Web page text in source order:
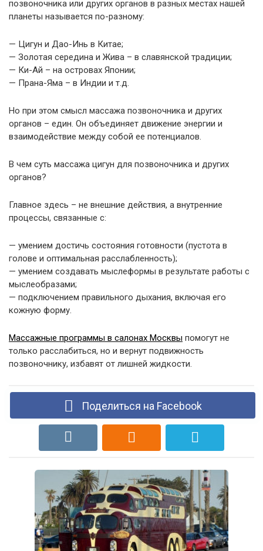
позвоночника или других органов в разных местах нашей
планеты называется по-разному:
— Цигун и Дао-Инь в Китае;
— Золотая середина и Жива – в славянской традиции;
— Ки-Ай – на островах Японии;
— Прана-Яма – в Индии и т.д.
Но при этом смысл массажа позвоночника и других
органов – един. Он объединяет движение энергии и
взаимодействие между собой ее потенциалов.
В чем суть массажа цигун для позвоночника и других
органов?
Главное здесь – не внешние действия, а внутренние
процессы, связанные с:
— умением достичь состояния готовности (пустота в
голове и оптимальная расслабленность);
— умением создавать мыслеформы в результате работы с
мыслеобразами;
— подключением правильного дыхания, включая его
кожную форму.
Массажные программы в салонах Москвы помогут не
только расслабиться, но и вернут подвижность
позвоночнику, избавят от лишней жидкости.
Поделиться на Facebook